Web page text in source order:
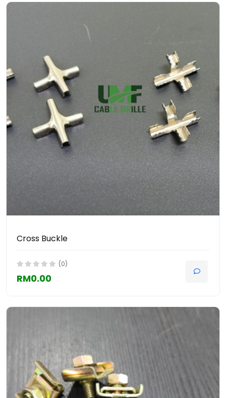
Cross Buckle
(0)
RM0.00